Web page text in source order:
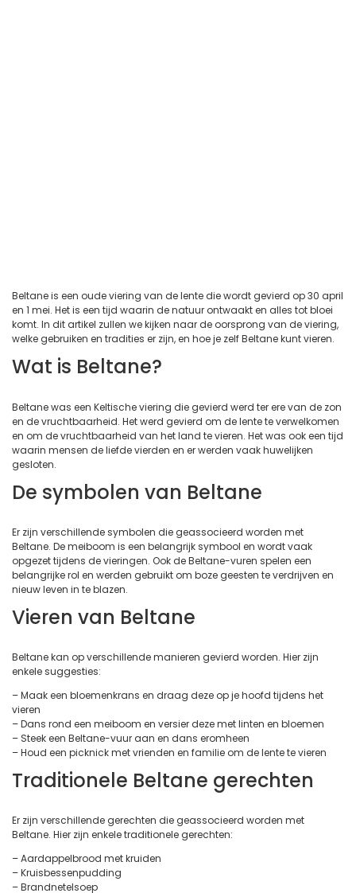
Beltane is een oude viering van de lente die wordt gevierd op 30 april
en 1 mei. Het is een tijd waarin de natuur ontwaakt en alles tot bloei
komt. In dit artikel zullen we kijken naar de oorsprong van de viering,
welke gebruiken en tradities er zijn, en hoe je zelf Beltane kunt vieren.
Wat is Beltane?
Beltane was een Keltische viering die gevierd werd ter ere van de zon
en de vruchtbaarheid. Het werd gevierd om de lente te verwelkomen
en om de vruchtbaarheid van het land te vieren. Het was ook een tijd
waarin mensen de liefde vierden en er werden vaak huwelijken
gesloten.
De symbolen van Beltane
Er zijn verschillende symbolen die geassocieerd worden met
Beltane. De meiboom is een belangrijk symbool en wordt vaak
opgezet tijdens de vieringen. Ook de Beltane-vuren spelen een
belangrijke rol en werden gebruikt om boze geesten te verdrijven en
nieuw leven in te blazen.
Vieren van Beltane
Beltane kan op verschillende manieren gevierd worden. Hier zijn
enkele suggesties:
– Maak een bloemenkrans en draag deze op je hoofd tijdens het
vieren
– Dans rond een meiboom en versier deze met linten en bloemen
– Steek een Beltane-vuur aan en dans eromheen
– Houd een picknick met vrienden en familie om de lente te vieren
Traditionele Beltane gerechten
Er zijn verschillende gerechten die geassocieerd worden met
Beltane. Hier zijn enkele traditionele gerechten:
– Aardappelbrood met kruiden
– Kruisbessenpudding
– Brandnetelsoep